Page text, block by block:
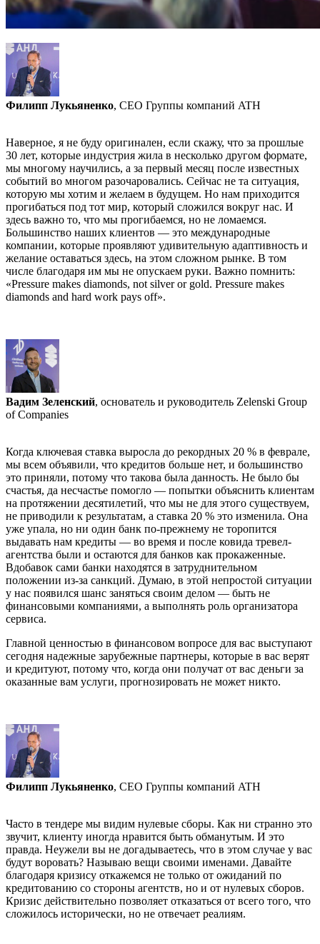
Филипп Лукьяненко, CEO Группы компаний ATH
Наверное, я не буду оригинален, если скажу, что за прошлые
30 лет, которые индустрия жила в несколько другом формате,
мы многому научились, а за первый месяц после известных
событий во многом разочаровались. Сейчас не та ситуация,
которую мы хотим и желаем в будущем. Но нам приходится
прогибаться под тот мир, который сложился вокруг нас. И
здесь важно то, что мы прогибаемся, но не ломаемся.
Большинство наших клиентов — это международные
компании, которые проявляют удивительную адаптивность и
желание оставаться здесь, на этом сложном рынке. В том
числе благодаря им мы не опускаем руки. Важно помнить:
«Pressure makes diamonds, not silver or gold. Pressure makes
diamonds and hard work pays off».
Вадим Зеленский, основатель и руководитель Zelenski Group
of Companies
Когда ключевая ставка выросла до рекордных 20 % в феврале,
мы всем объявили, что кредитов больше нет, и большинство
это приняли, потому что такова была данность. Не было бы
счастья, да несчастье помогло — попытки объяснить клиентам
на протяжении десятилетий, что мы не для этого существуем,
не приводили к результатам, а ставка 20 % это изменила. Она
уже упала, но ни один банк по-прежнему не торопится
выдавать нам кредиты — во время и после ковида тревел-
агентства были и остаются для банков как прокаженные.
Вдобавок сами банки находятся в затруднительном
положении из-за санкций. Думаю, в этой непростой ситуации
у нас появился шанс заняться своим делом — быть не
финансовыми компаниями, а выполнять роль организатора
сервиса.
Главной ценностью в финансовом вопросе для вас выступают
сегодня надежные зарубежные партнеры, которые в вас верят
и кредитуют, потому что, когда они получат от вас деньги за
оказанные вам услуги, прогнозировать не может никто.
Филипп Лукьяненко, CEO Группы компаний ATH
Часто в тендере мы видим нулевые сборы. Как ни странно это
звучит, клиенту иногда нравится быть обманутым. И это
правда. Неужели вы не догадываетесь, что в этом случае у вас
будут воровать? Называю вещи своими именами. Давайте
благодаря кризису откажемся не только от ожиданий по
кредитованию со стороны агентств, но и от нулевых сборов.
Кризис действительно позволяет отказаться от всего того, что
сложилось исторически, но не отвечает реалиям.